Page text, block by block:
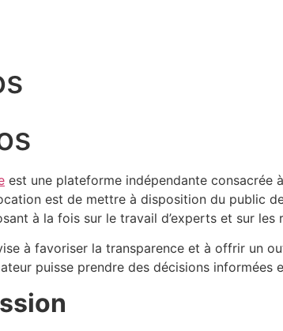
est une plateforme indépendante consacrée
est de mettre à disposition du public
à la fois sur le travail d’experts et sur
à favoriser la transparence et à offrir un
puisse prendre des décisions informées